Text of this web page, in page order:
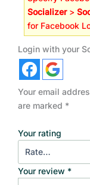
Socializer>
for Facebook
Login with your
Your email
are marked *
Your rating
Your review *